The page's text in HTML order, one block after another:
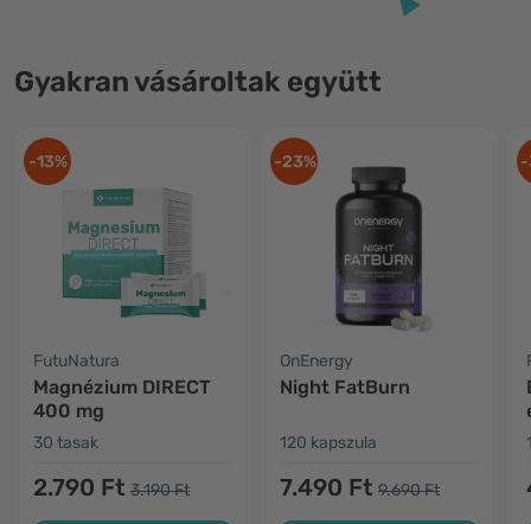
Gyakran vásároltak együtt
-13%
FutuNatura
Magnézium DIRECT
400 mg
30 tasak
2.790 Ft 3.190 Ft
-23%
OnEnergy
Night FatBurn
120 kapszula
7.490 Ft 9.690 Ft
-